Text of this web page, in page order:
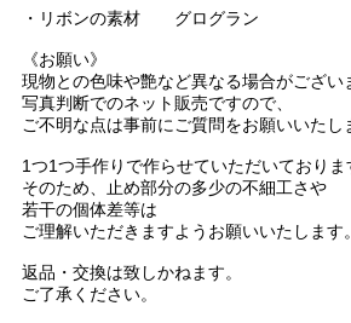
・リボンの素材 グログラン
《お願い》
現物との色味や艶など異なる場合がござい
写真判断でのネット販売ですので、
ご不明な点は事前にご質問をお願いいたし
1つ1つ手作りで作らせていただいておりま
そのため、止め部分の多少の不細工さや
若干の個体差等は
ご理解いただきますようお願いいたします。
返品・交換は致しかねます。
ご了承ください。